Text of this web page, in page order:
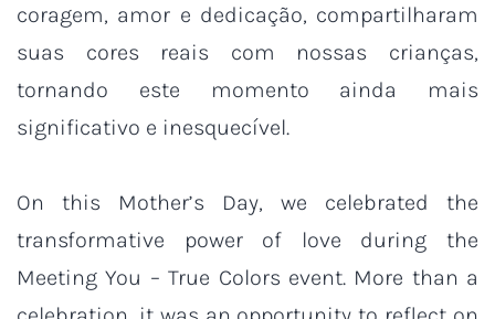
coragem, amor e dedicação, compartilharam
suas cores reais com nossas crianças,
tornando este momento ainda mais
significativo e inesquecível.
On this Mother’s Day, we celebrated the
transformative power of love during the
Meeting You – True Colors event. More than a